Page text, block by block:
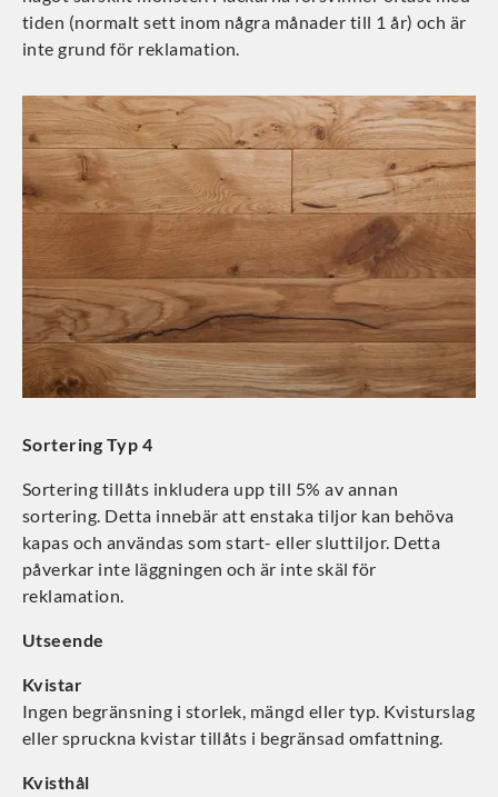
tiden (normalt sett inom några månader till 1 år) och är
inte grund för reklamation.
Sortering Typ 4
Sortering tillåts inkludera upp till 5% av annan
sortering. Detta innebär att enstaka tiljor kan behöva
kapas och användas som start- eller sluttiljor. Detta
påverkar inte läggningen och är inte skäl för
reklamation.
Utseende
Kvistar
Ingen begränsning i storlek, mängd eller typ. Kvisturslag
eller spruckna kvistar tillåts i begränsad omfattning.
Kvisthål